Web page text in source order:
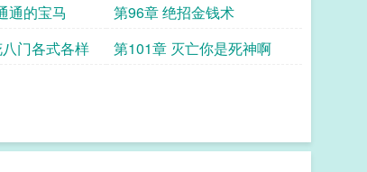
通的宝马
第96章 绝招金钱术
门各式各样 第101章 灭亡你是死神啊